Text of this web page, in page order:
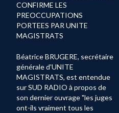
CONFIRME LES
PREOCCUPATIONS
PORTEES PAR UNITE
MAGISTRATS
Béatrice BRUGERE, secrétaire
générale d'UNITE
MAGISTRATS, est entendue
sur SUD RADIO à propos de
son dernier ouvrage "les juges
ont-ils vraiment tous les